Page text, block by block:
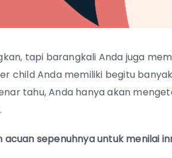
tapi barangkali Anda juga
child Anda memiliki begitu
tahu, Anda hanya akan
acuan sepenuhnya untuk menilai